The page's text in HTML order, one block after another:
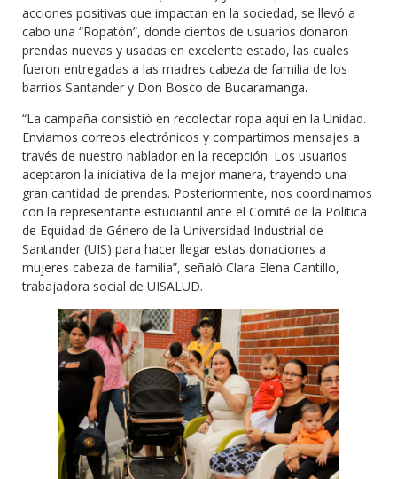
acciones positivas que impactan en la sociedad, se llevó a
cabo una “Ropatón”, donde cientos de usuarios donaron
prendas nuevas y usadas en excelente estado, las cuales
fueron entregadas a las madres cabeza de familia de los
barrios Santander y Don Bosco de Bucaramanga.
“La campaña consistió en recolectar ropa aquí en la Unidad.
Enviamos correos electrónicos y compartimos mensajes a
través de nuestro hablador en la recepción. Los usuarios
aceptaron la iniciativa de la mejor manera, trayendo una
gran cantidad de prendas. Posteriormente, nos coordinamos
con la representante estudiantil ante el Comité de la Política
de Equidad de Género de la Universidad Industrial de
Santander (UIS) para hacer llegar estas donaciones a
mujeres cabeza de familia”, señaló Clara Elena Cantillo,
trabajadora social de UISALUD.